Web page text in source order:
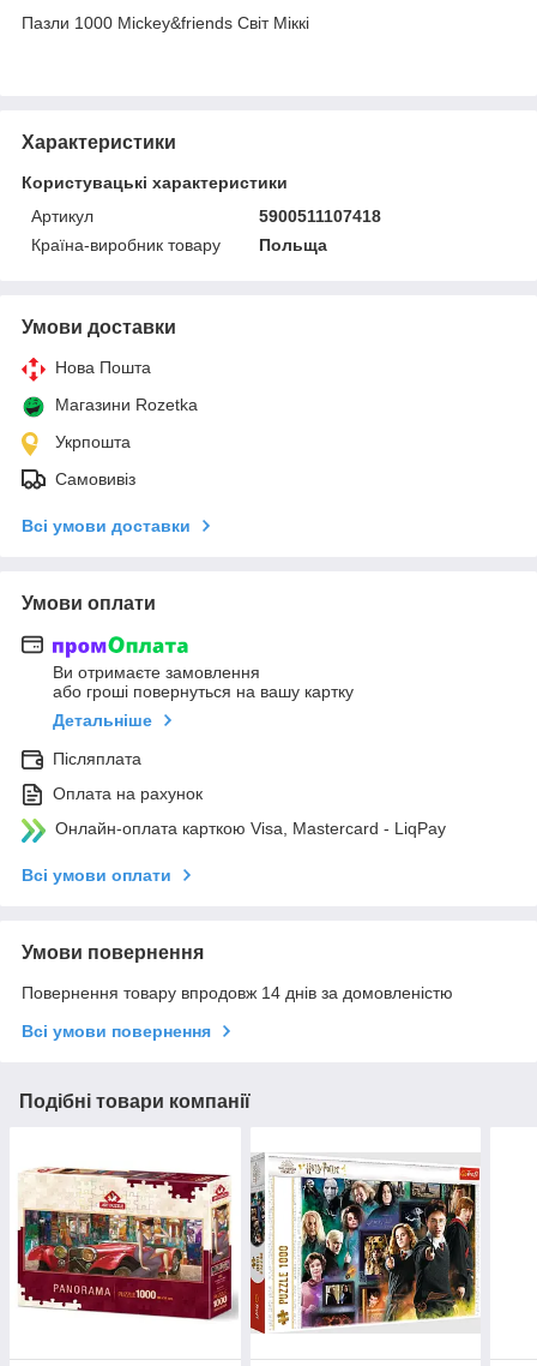
Пазли 1000 Mickey&friends Світ Міккі
Характеристики
Користувацькі характеристики
Артикул
5900511107418
Країна-виробник товару
Польща
Умови доставки
Нова Пошта
Магазини Rozetka
Укрпошта
Самовивіз
Всі умови доставки
Умови оплати
Ви отримаєте замовлення
або гроші повернуться на вашу картку
Детальніше
Післяплата
Оплата на рахунок
Онлайн-оплата карткою Visa, Mastercard - LiqPay
Всі умови оплати
Умови повернення
Повернення товару впродовж 14 днів за домовленістю
Всі умови повернення
Подібні товари компанії